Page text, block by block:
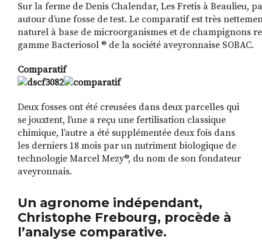
Sur la ferme de Denis Chalendar, Les Fretis à Beaulieu,
autour d’une fosse de test. Le comparatif est très
naturel à base de microorganismes et de champignons
gamme Bacteriosol ® de la société aveyronnaise SOBAC.
Comparatif
Deux fosses ont été creusées dans deux parcelles qui
se jouxtent, l’une a reçu une fertilisation classique
chimique, l’autre a été supplémentée deux fois dans
les derniers 18 mois par un nutriment biologique de
technologie Marcel Mezy®, du nom de son fondateur
aveyronnais.
Un agronome indépendant,
Christophe Frebourg, procède à
l’analyse comparative.